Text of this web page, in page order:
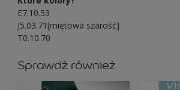
E7.10.53
J5.03.71[miętowa szarość]
T0.10.70
Sprawdź również